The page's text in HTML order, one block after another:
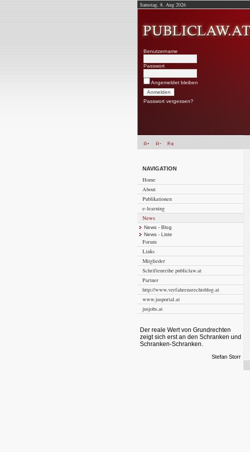
Samstag, 8. Aug 2026
Benutzername
Passwort
Angemeldet bleiben
Passwort vergessen?
NAVIGATION
Home
About
Publikationen
e-learning
News
News - Blog
News - Liste
Forum
Links
Mitglieder
Schriftenreihe publiclaw.at
Partner
http://www.verfahrensrechtsblog.at
www.jusportal.at
jusjobs.at
Der reale Wert von Grundrechten
zeigt sich erst an den Schranken und
Schranken-Schranken.
Stefan Storr